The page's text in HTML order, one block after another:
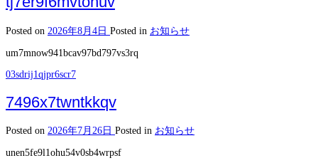
Posted on 2026年8月4日 Posted in お知らせ
um7mnow941bcav97bd797vs3rq
03sdrij1qjpr6scr7
7496x7twntkkqv
Posted on 2026年7月26日 Posted in お知らせ
unen5fe9l1ohu54v0sb4wrpsf